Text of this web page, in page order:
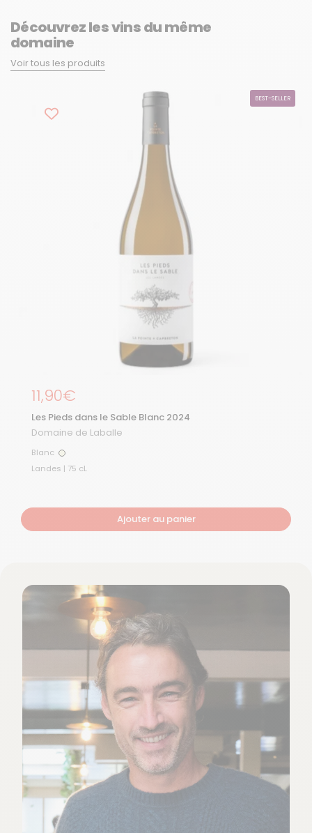
Découvrez les vins du même
domaine
Voir tous les produits
BEST-SELLER
Prix régulier
11,90€
Les Pieds dans le Sable Blanc 2024
Domaine de Laballe
Blanc Blanc
Landes | 75 cL
Ajouter au panier